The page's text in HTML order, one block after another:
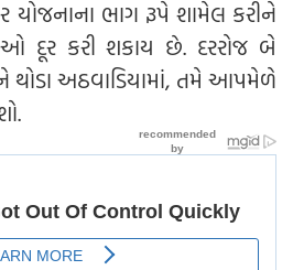
યોજનાના ભાગ રૂપે શામેલ કરીને
દૂર કરી શકાય છે. દરરોજ બે
થોડા અઠવાડિયામાં, તમે આપમેળે